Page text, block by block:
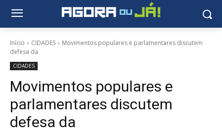
Início CIDADES
Movimentos populares e parlamentares discutem
defesa da
CIDADES
Movimentos populares e
parlamentares discutem
defesa da